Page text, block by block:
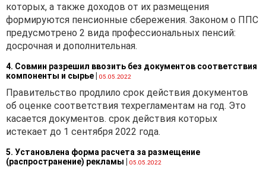
которых, а также доходов от их размещения
формируются пенсионные сбережения. Законом о ППС
предусмотрено 2 вида профессиональных пенсий:
досрочная и дополнительная.
4. Совмин разрешил ввозить без документов соответствия
компоненты и сырье
05.05.2022
Правительство продлило срок действия документов
об оценке соответствия техрегламентам на год. Это
касается документов. срок действия которых
истекает до 1 сентября 2022 года.
5. Установлена форма расчета за размещение
(распространение) рекламы
05.05.2022